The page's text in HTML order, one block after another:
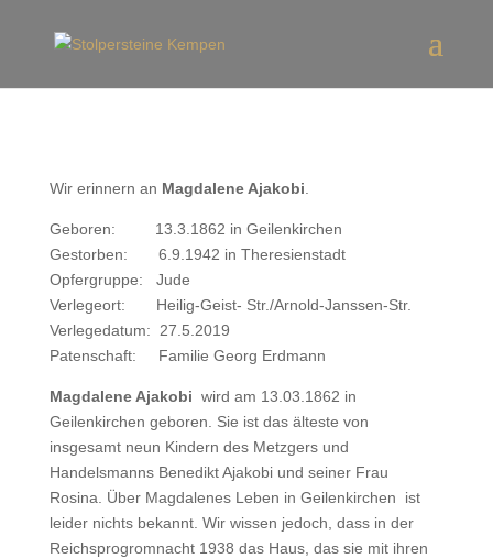
Wir erinnern an Magdalene Ajakobi
Geboren: 13.3.1862 in Geilenkirchen
Gestorben: 6.9.1942 in Theresienstadt
Opfergruppe: Jude
Verlegeort: Heilig-Geist- Str./Arnold-Janssen-Str.
Verlegedatum: 27.5.2019
Patenschaft: Familie Georg Erdmann
Magdalene Ajakobi wird am 13.03.1862 in
Geilenkirchen geboren. Sie ist das älteste von
insgesamt neun Kindern des Metzgers und
Handelsmanns Benedikt Ajakobi und seiner Frau
Rosina. Über Magdalenes Leben in Geilenkirchen ist
leider nichts bekannt. Wir wissen jedoch, dass in der
Reichsprogromnacht 1938 das Haus, das sie mit ihren